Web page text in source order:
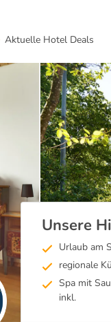
Aktuelle Hotel Deals
Unsere
Urlaub am
regionale
Spa mit
inkl.